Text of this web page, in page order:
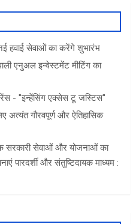
नई हवाई सेवाओं का करेंगे शुभारंभ
एनुअल इन्वेस्टमेंट मीटिंग का
- "इन्हेंसिंग एक्सेस टू जस्टिस"
गौरवपूर्ण और ऐतिहासिक
सरकारी सेवाओं और योजनाओं का
पारदर्शी और संतुष्टिदायक माध्यम :